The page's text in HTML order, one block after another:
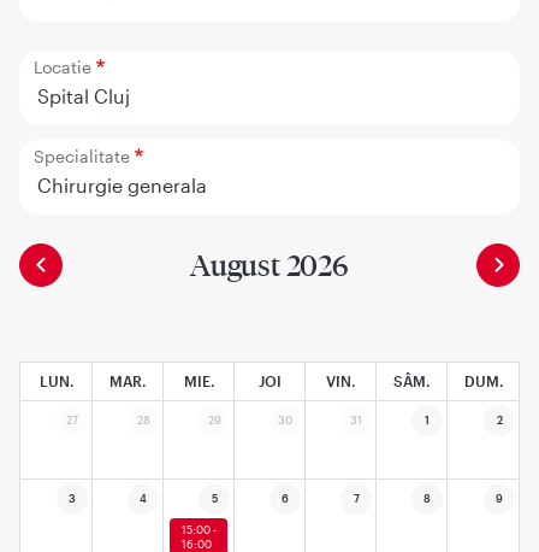
Locatie
Spital Cluj
Specialitate
Chirurgie generala
August 2026
LUN. MAR. MIE. JOI VIN. SÂM. DUM.
27 28 29 30 31 1 2
3 4 5 6 7 8 9
15:00 -
16:00